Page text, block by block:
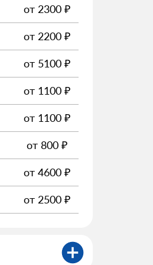
от 2300 ₽
от 2200 ₽
от 5100 ₽
от 1100 ₽
от 1100 ₽
от 800 ₽
от 4600 ₽
от 2500 ₽